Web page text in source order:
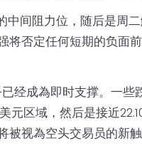
中间阻力位，随后是周
将否定任何短期的负面
经成為即时支撑。一些
区域，然后是接近
被视為空头交易员的新